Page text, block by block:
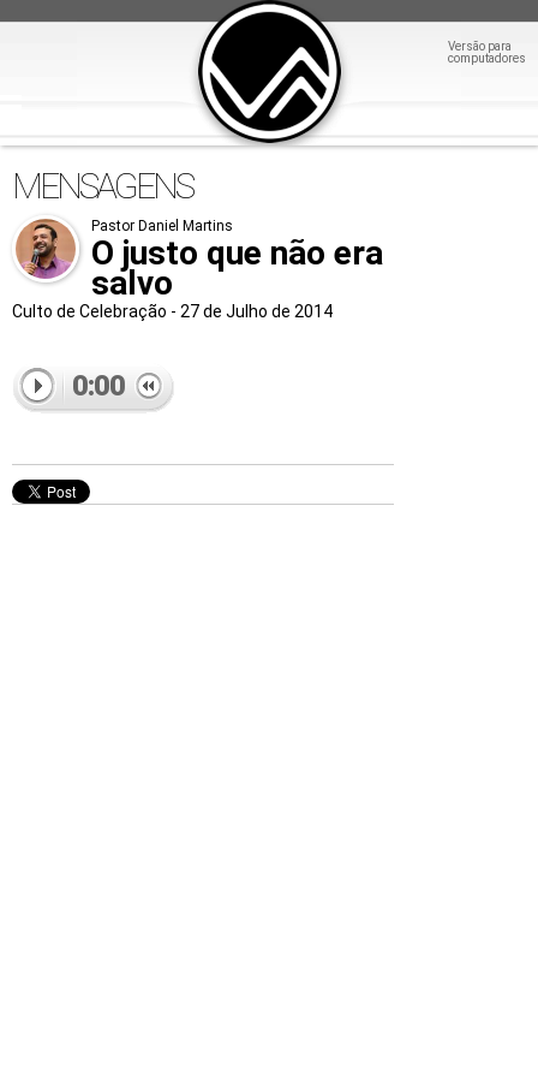
Versão para
computadores
MENSAGENS
Pastor Daniel Martins
O justo que não era
salvo
Culto de Celebração - 27 de Julho de 2014
0:00